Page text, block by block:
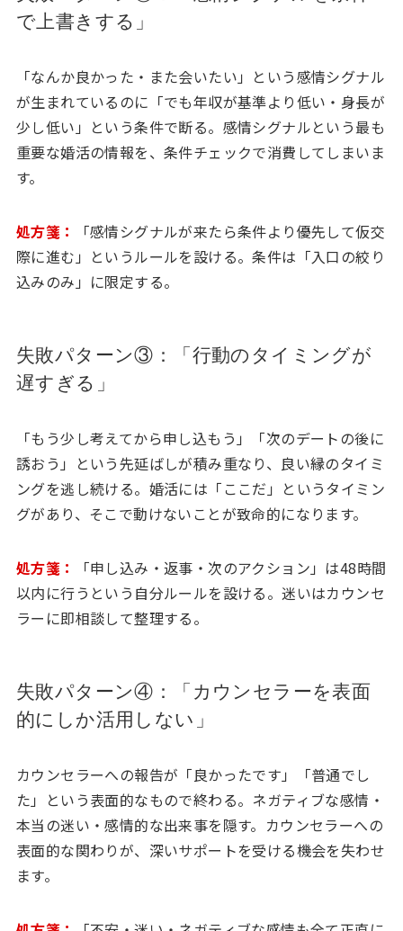
で上書きする」
「なんか良かった・また会いたい」という感情シグナル
が生まれているのに「でも年収が基準より低い・身長が
少し低い」という条件で断る。感情シグナルという最も
重要な婚活の情報を、条件チェックで消費してしまいま
す。
処方箋：
「感情シグナルが来たら条件より優先して仮交
際に進む」というルールを設ける。条件は「入口の絞り
込みのみ」に限定する。
失敗パターン③：「行動のタイミングが
遅すぎる」
「もう少し考えてから申し込もう」「次のデートの後に
誘おう」という先延ばしが積み重なり、良い縁のタイミ
ングを逃し続ける。婚活には「ここだ」というタイミン
グがあり、そこで動けないことが致命的になります。
処方箋：
「申し込み・返事・次のアクション」は48時間
以内に行うという自分ルールを設ける。迷いはカウンセ
ラーに即相談して整理する。
失敗パターン④：「カウンセラーを表面
的にしか活用しない」
カウンセラーへの報告が「良かったです」「普通でし
た」という表面的なもので終わる。ネガティブな感情・
本当の迷い・感情的な出来事を隠す。カウンセラーへの
表面的な関わりが、深いサポートを受ける機会を失わせ
ます。